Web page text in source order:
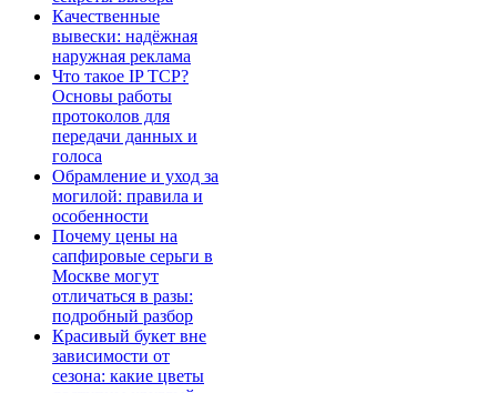
Качественные
вывески: надёжная
наружная реклама
Что такое IP TCP?
Основы работы
протоколов для
передачи данных и
голоса
Обрамление и уход за
могилой: правила и
особенности
Почему цены на
сапфировые серьги в
Москве могут
отличаться в разы:
подробный разбор
Красивый букет вне
зависимости от
сезона: какие цветы